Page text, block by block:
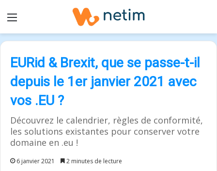
Menu
EURid & Brexit, que se passe-t-il
depuis le 1er janvier 2021 avec
vos .EU ?
Découvrez le calendrier, règles de conformité,
les solutions existantes pour conserver votre
domaine en .eu !
6 janvier 2021 2 minutes de lecture